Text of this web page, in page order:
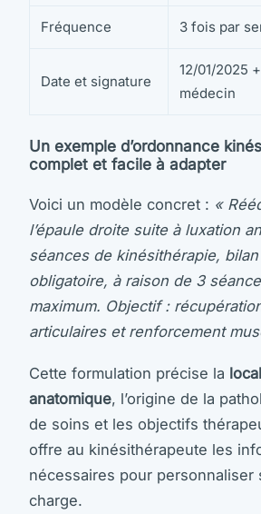
Fréquence 3 fois par
Date et signature
12/01/2025
médecin
Un exemple d’ordonnance
complet et facile à adapter
Voici un modèle concret : «
l’épaule droite suite à luxation
séances de kinésithérapie,
obligatoire, à raison de 3
maximum. Objectif :
articulaires et renforcement
Cette formulation précise la
anatomique, l’origine de la
de soins et les objectifs
offre au kinésithérapeute les
nécessaires pour personnaliser
charge.